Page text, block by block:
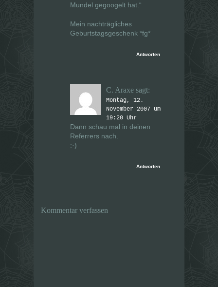
Mundel gegoogelt hat.“
Mein nachträgliches
Geburtstagsgeschenk *fg*
Antworten
C. Araxe sagt:
Montag, 12.
November 2007 um
19:20 Uhr
Dann schau mal in deinen
Referrers nach.
:·)
Antworten
Kommentar verfassen